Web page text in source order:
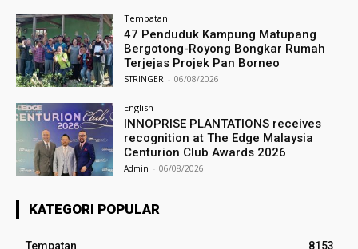
Tempatan
47 Penduduk Kampung Matupang
Bergotong-Royong Bongkar Rumah
Terjejas Projek Pan Borneo
STRINGER - 06/08/2026
English
INNOPRISE PLANTATIONS receives
recognition at The Edge Malaysia
Centurion Club Awards 2026
Admin - 06/08/2026
KATEGORI POPULAR
Tempatan 8153